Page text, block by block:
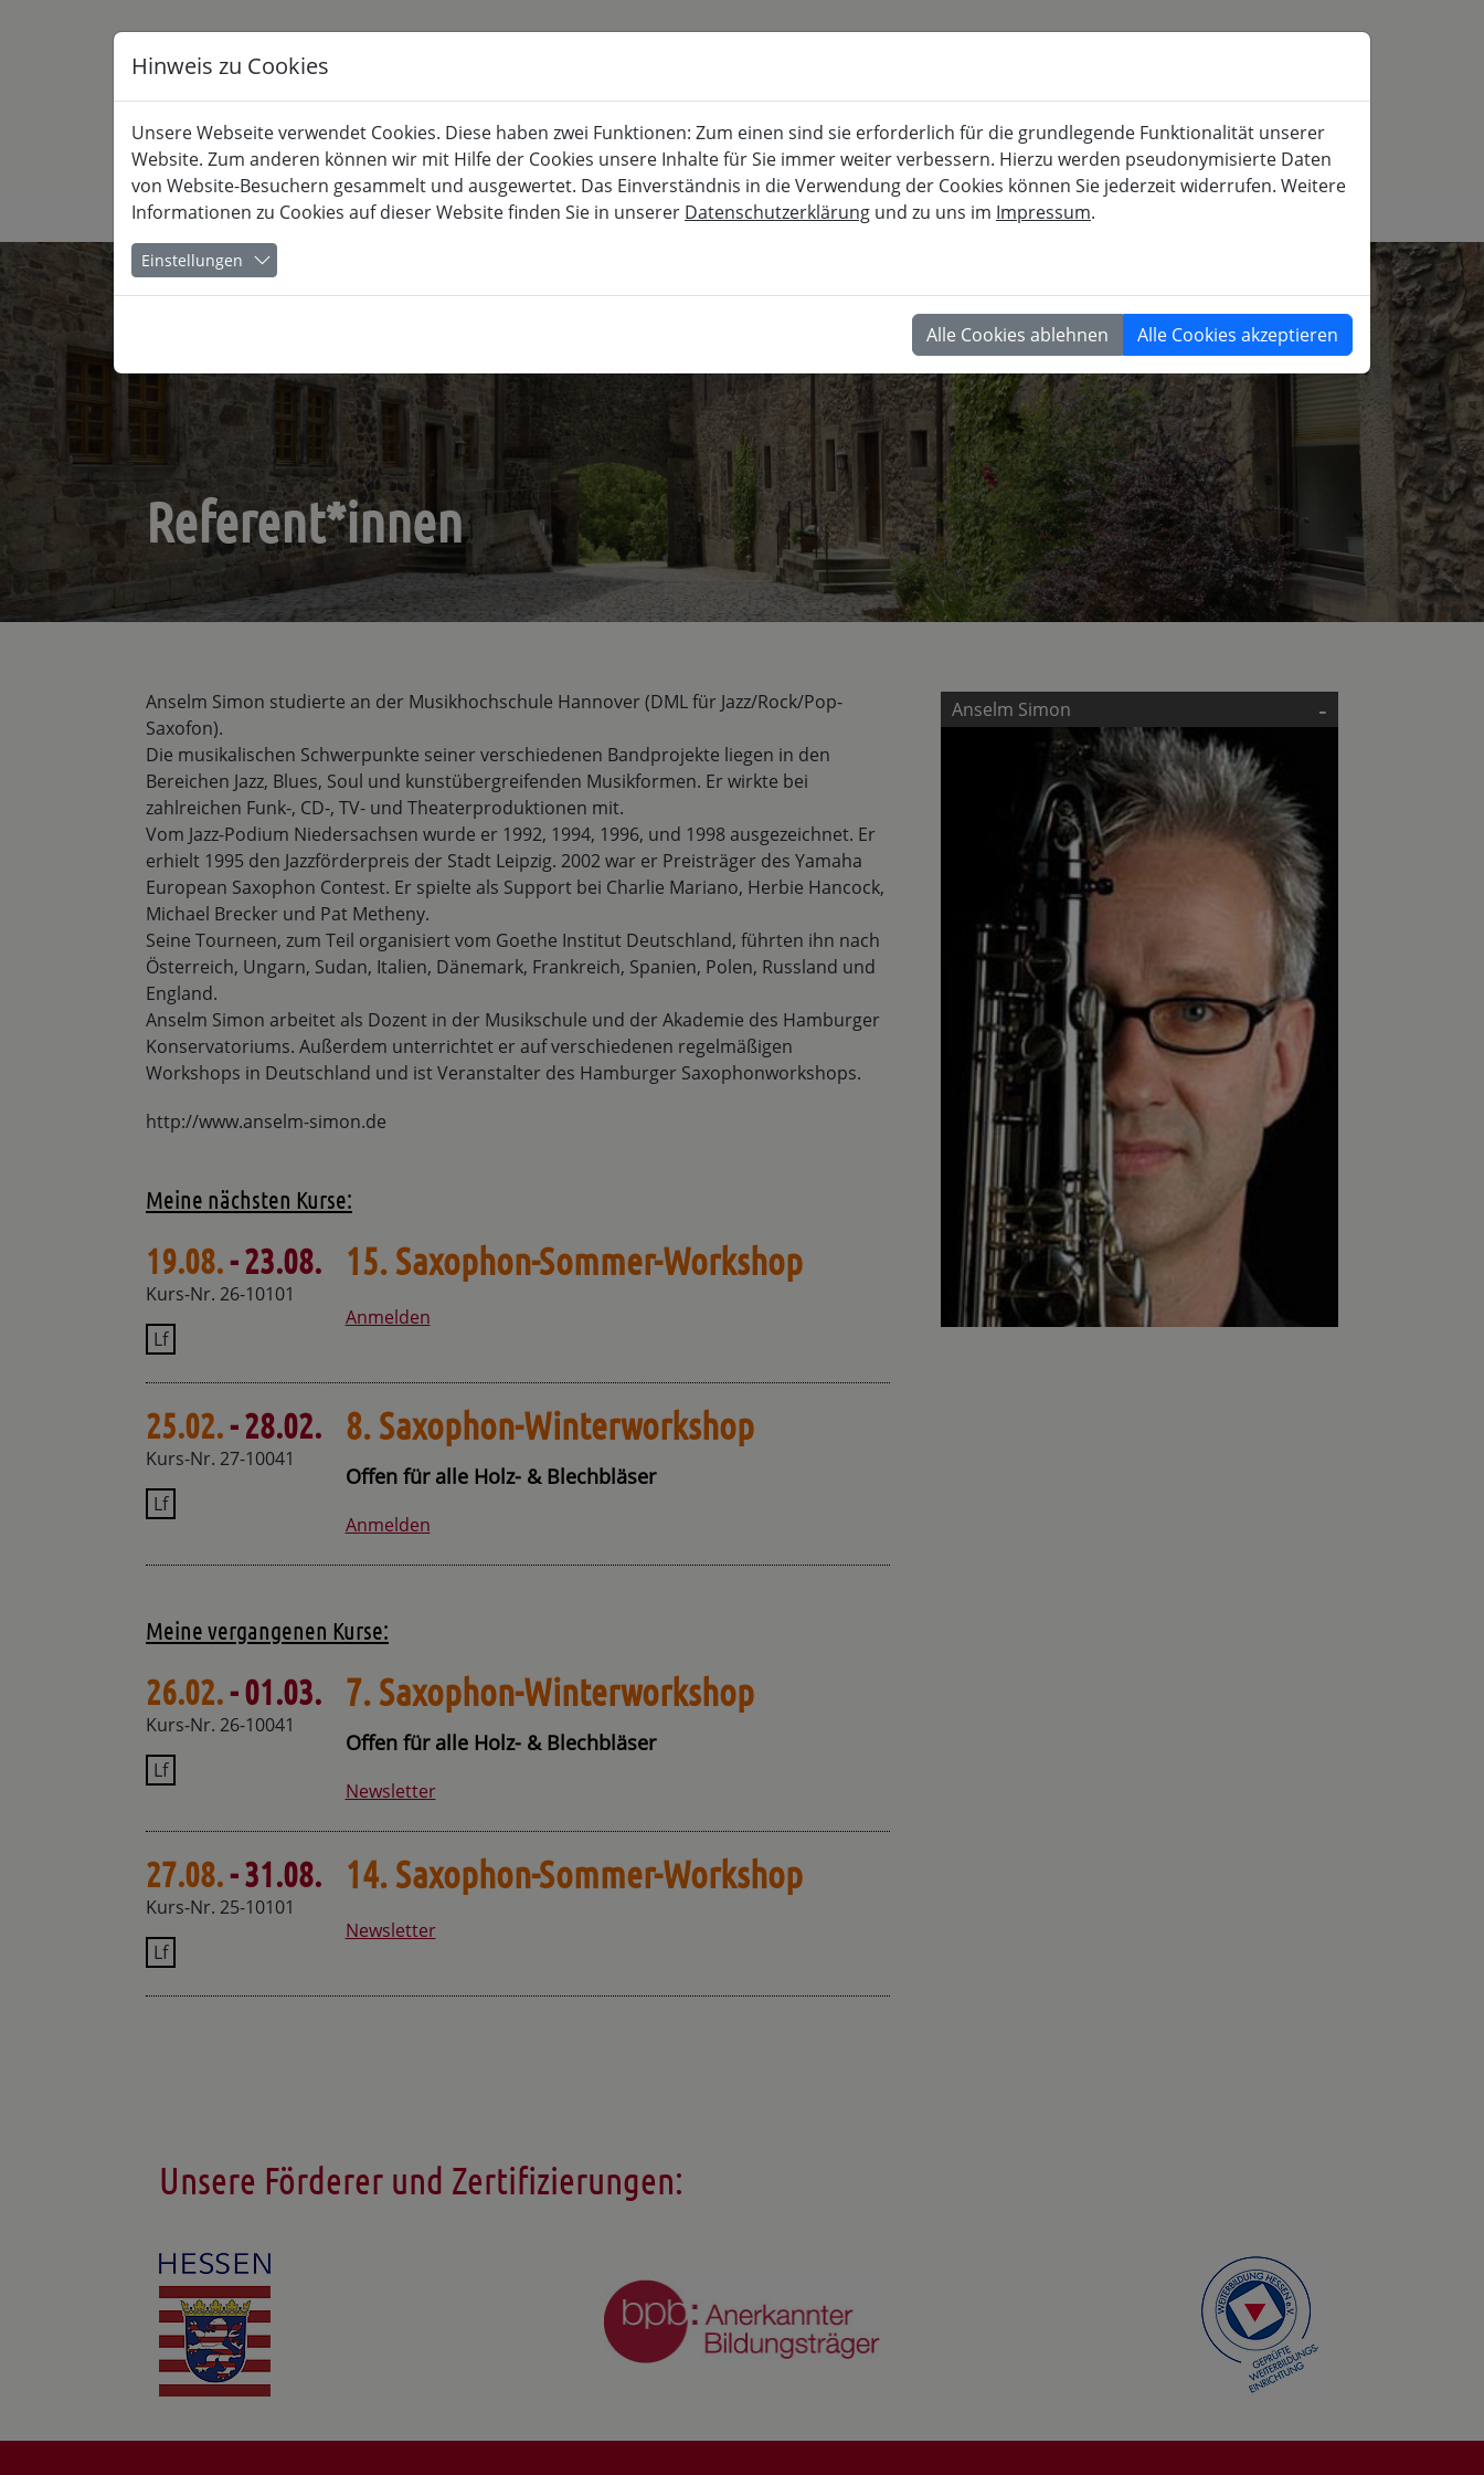
Akademie für musisch-kulturelle, berufliche und gesellschaftspolitische Weiterbildung
KULTUR BERUF GESELLSCHAFT
Referent*innen
Anselm Simon studierte an der Musikhochschule Hannover (DML für Jazz/Rock/Pop-
Saxofon).
Die musikalischen Schwerpunkte seiner verschiedenen Bandprojekte liegen in den
Bereichen Jazz, Blues, Soul und kunstübergreifenden Musikformen. Er wirkte bei
zahlreichen Funk-, CD-, TV- und Theaterproduktionen mit.
Vom Jazz-Podium Niedersachsen wurde er 1992, 1994, 1996, und 1998 ausgezeichnet. Er
erhielt 1995 den Jazzförderpreis der Stadt Leipzig. 2002 war er Preisträger des Yamaha
European Saxophon Contest. Er spielte als Support bei Charlie Mariano, Herbie Hancock,
Michael Brecker und Pat Metheny.
Seine Tourneen, zum Teil organisiert vom Goethe Institut Deutschland, führten ihn nach
Österreich, Ungarn, Sudan, Italien, Dänemark, Frankreich, Spanien, Polen, Russland und
England.
Anselm Simon arbeitet als Dozent in der Musikschule und der Akademie des Hamburger
Konservatoriums. Außerdem unterrichtet er auf verschiedenen regelmäßigen
Workshops in Deutschland und ist Veranstalter des Hamburger Saxophonworkshops.
http://www.anselm-simon.de
Meine nächsten Kurse:
19.08.- 23.08.
Kurs-Nr. 26-10101
Lf
15. Saxophon-Sommer-Workshop
Anmelden
25.02.- 28.02.
Kurs-Nr. 27-10041
Lf
8. Saxophon-Winterworkshop
Offen für alle Holz- & Blechbläser
Anmelden
Meine vergangenen Kurse:
26.02.- 01.03.
Kurs-Nr. 26-10041
Lf
7. Saxophon-Winterworkshop
Offen für alle Holz- & Blechbläser
Newsletter
27.08.- 31.08.
Kurs-Nr. 25-10101
Lf
14. Saxophon-Sommer-Workshop
Newsletter
Anselm Simon -
Unsere Förderer und Zertifizierungen:
Hinweis zu Cookies
Unsere Webseite verwendet Cookies. Diese haben zwei Funktionen: Zum einen sind sie erforderlich für die grundlegende Funktionalität unserer
Website. Zum anderen können wir mit Hilfe der Cookies unsere Inhalte für Sie immer weiter verbessern. Hierzu werden pseudonymisierte Daten
von Website-Besuchern gesammelt und ausgewertet. Das Einverständnis in die Verwendung der Cookies können Sie jederzeit widerrufen. Weitere
Informationen zu Cookies auf dieser Website finden Sie in unserer Datenschutzerklärung und zu uns im Impressum.
Einstellungen
Alle Cookies ablehnen Alle Cookies akzeptieren